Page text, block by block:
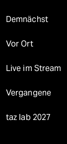
Demnächst
Vor Ort
Live im Stream
Vergangene
taz lab 2027